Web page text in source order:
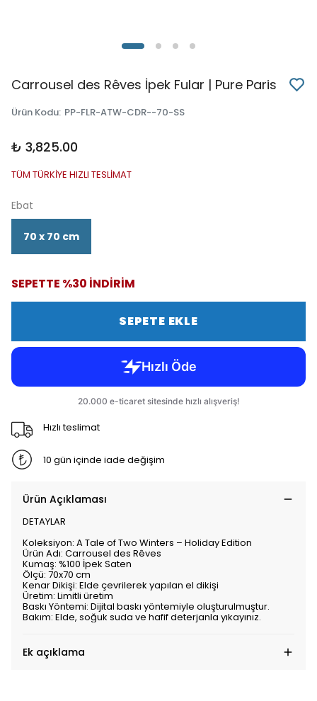
Carrousel des Rêves İpek Fular | Pure Paris
Ürün Kodu: PP-FLR-ATW-CDR--70-SS
₺ 3,825.00
TÜM TÜRKİYE HIZLI TESLİMAT
Ebat
70 x 70 cm
SEPETTE %30 İNDİRİM
SEPETE EKLE
Hızlı teslimat
10 gün içinde iade değişim
Ürün Açıklaması
DETAYLAR
Koleksiyon: A Tale of Two Winters – Holiday Edition
Ürün Adı: Carrousel des Rêves
Kumaş: %100 İpek Saten
Ölçü: 70x70 cm
Kenar Dikişi: Elde çevrilerek yapılan el dikişi
Üretim: Limitli üretim
Baskı Yöntemi: Dijital baskı yöntemiyle oluşturulmuştur.
Bakım: Elde, soğuk suda ve hafif deterjanla yıkayınız.
Ek açıklama